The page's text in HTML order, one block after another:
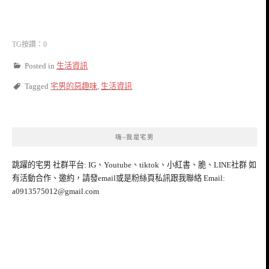
TG按讚：0
Posted in 生活資訊
Tagged 宅男的惡趣味, 生活資訊
嗨~我是宅男
跳躍的宅男 社群平台: IG、Youtube、tiktok、小紅書、脆、LINE社群 如
有活動合作、邀約，請發email或是粉絲頁私訊跟我聯絡 Email:
a0913575012@gmail.com